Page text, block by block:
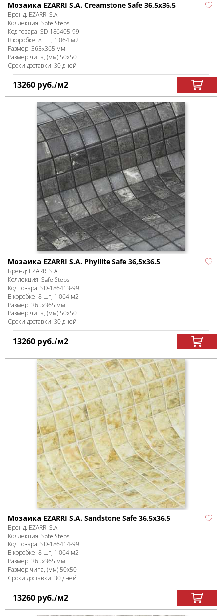
Мозаика EZARRI S.A. Creamstone Safe 36,5x36.5
Бренд: EZARRI S.A.
Коллекция: Safe Steps
Код товара: SD-186405-99
В коробке: 8 шт, 1.064 м2
Размер: 365x365 мм
Размер чипа, (мм) 50х50
Сроки доставки: 30 дней
13260 руб./м2
Мозаика EZARRI S.A. Phyllite Safe 36,5x36.5
Бренд: EZARRI S.A.
Коллекция: Safe Steps
Код товара: SD-186413-99
В коробке: 8 шт, 1.064 м2
Размер: 365x365 мм
Размер чипа, (мм) 50х50
Сроки доставки: 30 дней
13260 руб./м2
Мозаика EZARRI S.A. Sandstone Safe 36,5x36.5
Бренд: EZARRI S.A.
Коллекция: Safe Steps
Код товара: SD-186414-99
В коробке: 8 шт, 1.064 м2
Размер: 365x365 мм
Размер чипа, (мм) 50х50
Сроки доставки: 30 дней
13260 руб./м2